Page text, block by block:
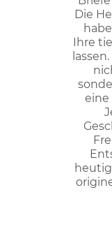
Die
Ihre
eine